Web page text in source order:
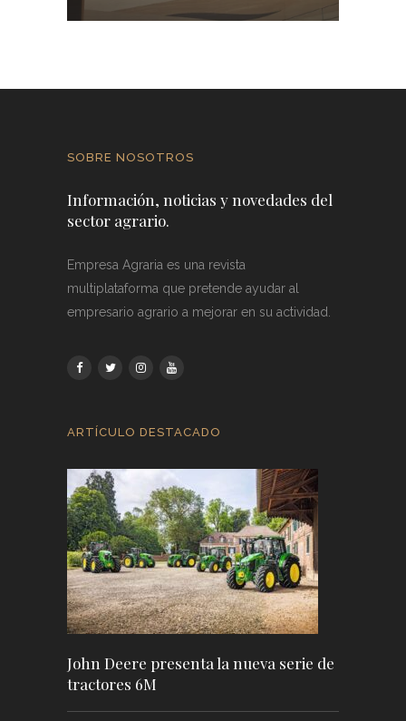
SOBRE NOSOTROS
Información, noticias y novedades del
sector agrario.
Empresa Agraria es una revista
multiplataforma que pretende ayudar al
empresario agrario a mejorar en su actividad.
ARTÍCULO DESTACADO
John Deere presenta la nueva serie de
tractores 6M